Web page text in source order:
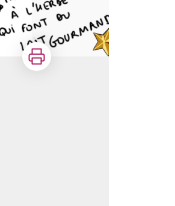
Imprimer